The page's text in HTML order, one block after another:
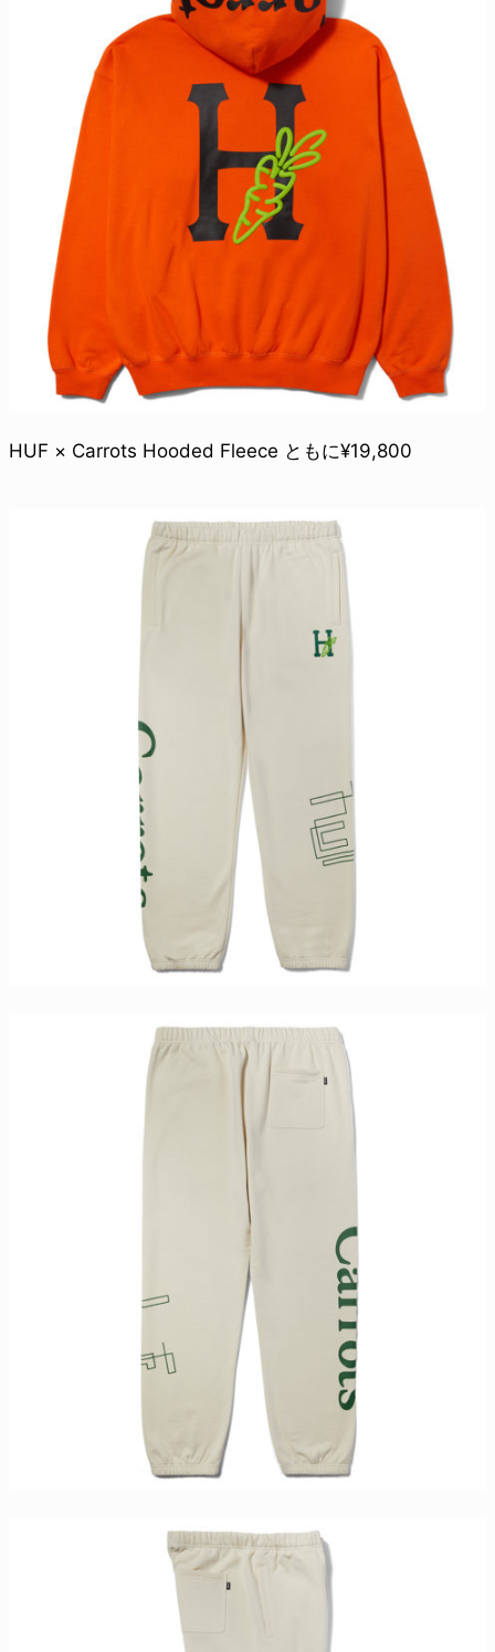
HUF × Carrots Hooded Fleece ともに¥19,800